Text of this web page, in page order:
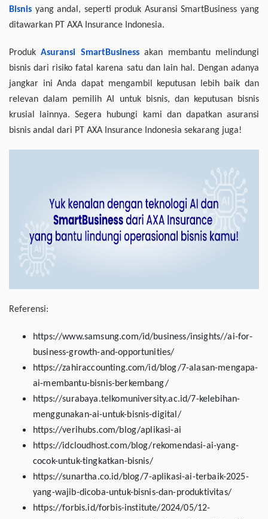
Bisnis yang andal, seperti produk Asuransi SmartBusiness yang
ditawarkan PT AXA Insurance Indonesia.
ProdukAsuransi SmartBusinessakan membantu melindungi
bisnis dari risiko fatal karena satu dan lain hal. Dengan adanya
jangkar ini Anda dapat mengambil keputusan lebih baik dan
relevan dalam pemilih AI untuk bisnis, dan keputusan bisnis
krusial lainnya. Segera hubungi kami dan dapatkan asuransi
bisnis andal dari PT AXA Insurance Indonesia sekarang juga!
Referensi:
https://www.samsung.com/id/business/insights//ai-for-
business-growth-and-opportunities/
https://zahiraccounting.com/id/blog/7-alasan-mengapa-
ai-membantu-bisnis-berkembang/
https://surabaya.telkomuniversity.ac.id/7-kelebihan-
menggunakan-ai-untuk-bisnis-digital/
https://verihubs.com/blog/aplikasi-ai
https://idcloudhost.com/blog/rekomendasi-ai-yang-
cocok-untuk-tingkatkan-bisnis/
https://sunartha.co.id/blog/7-aplikasi-ai-terbaik-2025-
yang-wajib-dicoba-untuk-bisnis-dan-produktivitas/
https://forbis.id/forbis-institute/2024/05/12-